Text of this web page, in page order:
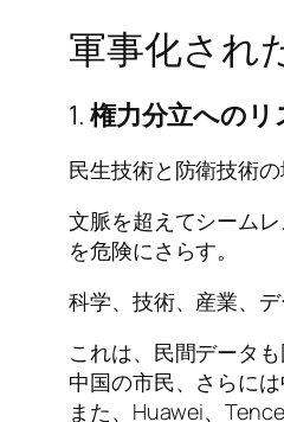
軍事化され
1. 権力分立へのリ
民生技術と防衛技術
文脈を超えてシーム
を危険にさらす。
科学、技術、産業、
これは、民間データ
中国の市民、さらに
また、Huawei、